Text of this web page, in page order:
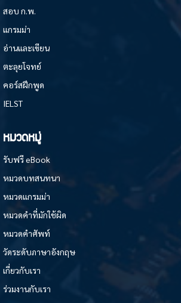
สอบ ก.พ.
แกรมม่า
อ่านและเขียน
ตะลุยโจทย์
คอร์สฝึกพูด
IELST
หมวดหมู่
รับฟรี eBook
หมวดบทสนทนา
หมวดแกรมม่า
หมวดคำที่มักใช้ผิด
หมวดคำศัพท์
วัดระดับภาษาอังกฤษ
เกี่ยวกับเรา
ร่วมงานกับเรา